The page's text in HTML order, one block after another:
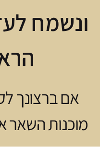
ונשמח
אם ברצונך
מוכנות השאר